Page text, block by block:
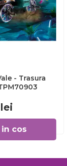
cos
- Trasura
lei